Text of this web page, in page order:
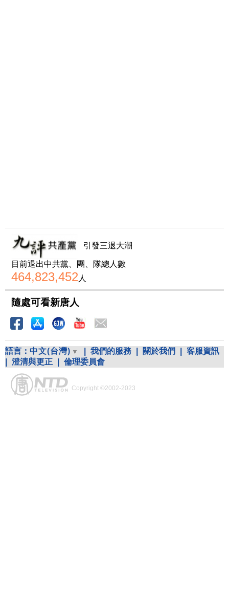
引發三退大潮
目前退出中共黨、團、隊總人數
464,823,452 人
隨處可看新唐人
語言： 中文(台灣) 我們的服務 關於我們
客服資訊
澄清與更正 倫理委員會
Copyright ©2002-2023